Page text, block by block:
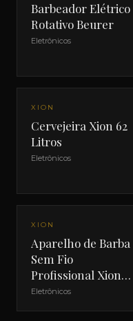
Barbeador Elétrico
Rotativo Beurer
Eletrônicos
XION
Cervejeira Xion 62
Litros
Eletrônicos
NOVO
XION
Aparelho de Barba
Sem Fio
Profissional Xion
XI-SHAVE
Eletrônicos